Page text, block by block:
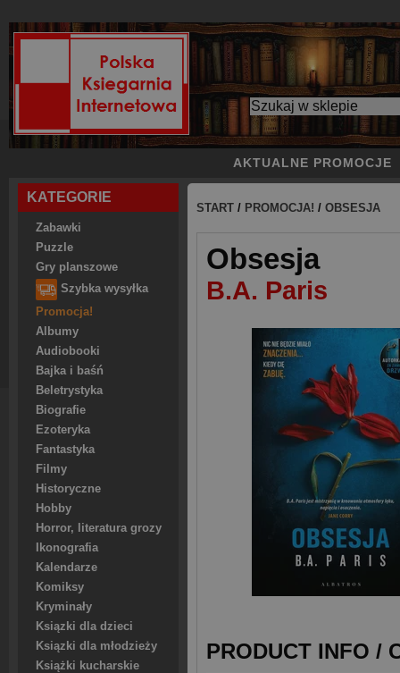
AKTUALNE PROMOCJE
KATEGORIE
Zabawki
Puzzle
Gry planszowe
Szybka wysyłka
Promocja!
Albumy
Audiobooki
Bajka i baśń
Beletrystyka
Biografie
Ezoteryka
Fantastyka
Filmy
Historyczne
Hobby
Horror, literatura grozy
Ikonografia
Kalendarze
Komiksy
Kryminały
Ksiązki dla dzieci
Ksiązki dla młodzieży
Książki kucharskie
START / PROMOCJA! / OBSESJA
Obsesja
B.A. Paris
PRODUCT INFO /